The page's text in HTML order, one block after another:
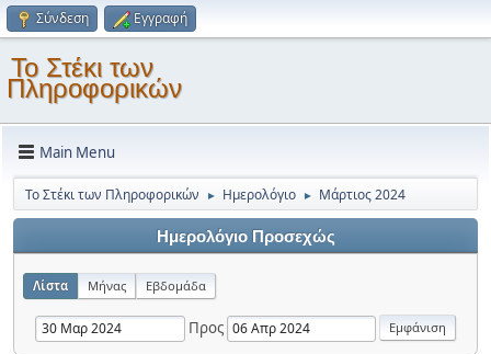
Σύνδεση Εγγραφή
Το Στέκι των
Πληροφορικών
Main Menu
Το Στέκι των Πληροφορικών ► Ημερολόγιο ► Μάρτιος 2024
Ημερολόγιο Προσεχώς
Λίστα Μήνας Εβδομάδα
Προς